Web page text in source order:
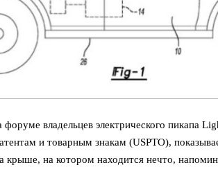
владельцев электрического пикапа
и товарным знакам (USPTO),
крыше, на котором находится нечто,